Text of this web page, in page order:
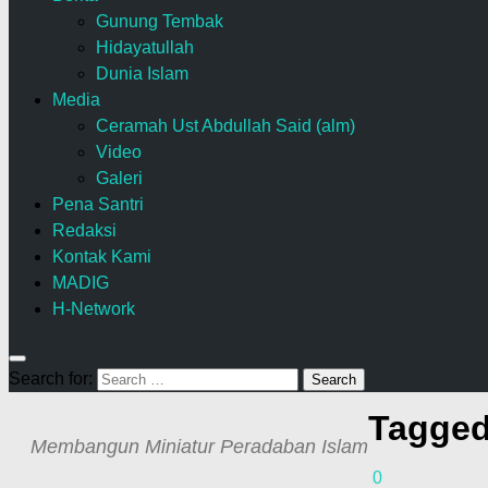
Gunung Tembak
Hidayatullah
Dunia Islam
Media
Ceramah Ust Abdullah Said (alm)
Video
Galeri
Pena Santri
Redaksi
Kontak Kami
MADIG
H-Network
Search for:
Membangun Miniatur Peradaban Islam
0